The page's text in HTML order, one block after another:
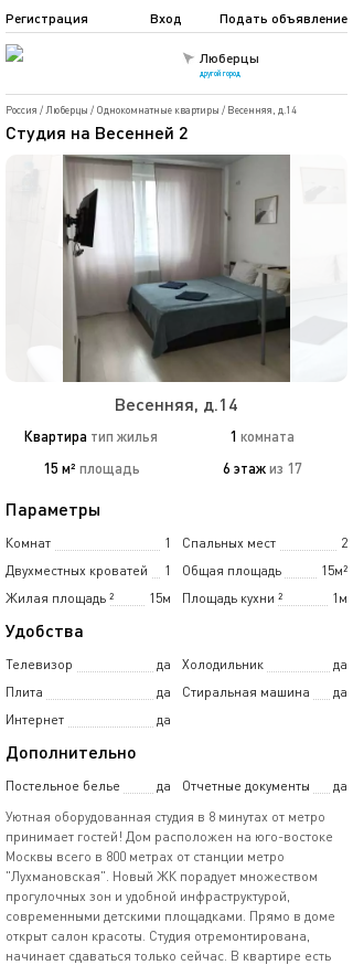
Люберцы
другой город
Подать объявление
Регистрация Вход
Россия / Люберцы / Однокомнатные квартиры / Весенняя, д.14
Студия на Весенней 2
Весенняя, д.14
Квартира тип жилья 1 комната
15 м² площадь 6 этаж из 17
Параметры
Комнат 1 Спальных мест
2
Двухместных кроватей
1 Общая площадь
15м²
Жилая площадь
15м
² Площадь кухни 1м
²
Удобства
Телевизор да Холодильник
да
Плита
да Стиральная машина
да
Интернет
да
Дополнительно
Постельное белье да Отчетные документы
да
Уютная оборудованная студия в 8 минутах от метро
принимает гостей! Дом расположен на юго-востоке
Москвы всего в 800 метрах от станции метро
"Лухмановская". Новый ЖК порадует множеством
прогулочных зон и удобной инфраструктурой,
современными детскими площадками. Прямо в доме
открыт салон красоты. Студия отремонтирована,
начинает сдаваться только сейчас. В квартире есть